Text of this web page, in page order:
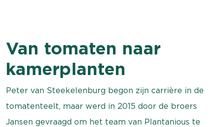
Van tomaten naar
kamerplanten
Peter van Steekelenburg begon zijn carrière in de
tomatenteelt, maar werd in 2015 door de broers
Jansen gevraagd om het team van Plantanious te